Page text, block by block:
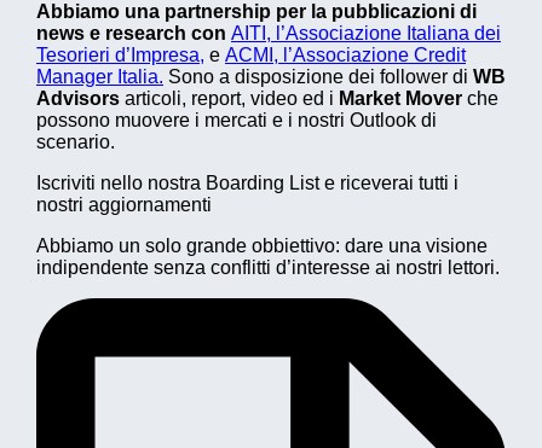
Abbiamo una partnership per la pubblicazioni di
news e research con AITI, l’Associazione Italiana dei
Tesorieri d’Impresa, e ACMI, l’Associazione Credit
Manager Italia. Sono a disposizione dei follower di WB
Advisors articoli, report, video ed i Market Mover che
possono muovere i mercati e i nostri Outlook di
scenario.
Iscriviti nello nostra Boarding List e riceverai tutti i
nostri aggiornamenti
Abbiamo un solo grande obbiettivo: dare una visione
indipendente senza conflitti d’interesse ai nostri lettori.